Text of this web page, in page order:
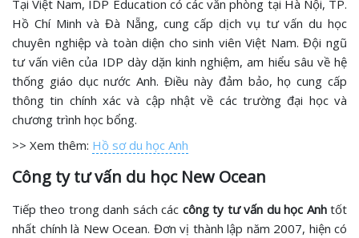
Tại Việt Nam, IDP Education có các văn phòng tại Hà Nội, TP.
Hồ Chí Minh và Đà Nẵng, cung cấp dịch vụ tư vấn du học
chuyên nghiệp và toàn diện cho sinh viên Việt Nam. Đội ngũ
tư vấn viên của IDP dày dặn kinh nghiệm, am hiểu sâu về hệ
thống giáo dục nước Anh. Điều này đảm bảo, họ cung cấp
thông tin chính xác và cập nhật về các trường đại học và
chương trình học bổng.
>> Xem thêm: Hồ sơ du học Anh
Công ty tư vấn du học New Ocean
Tiếp theo trong danh sách các công ty tư vấn du học Anhtốt
nhất chính là New Ocean. Đơn vị thành lập năm 2007, hiện có